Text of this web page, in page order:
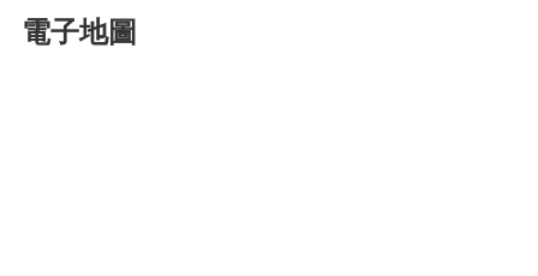
電子地圖